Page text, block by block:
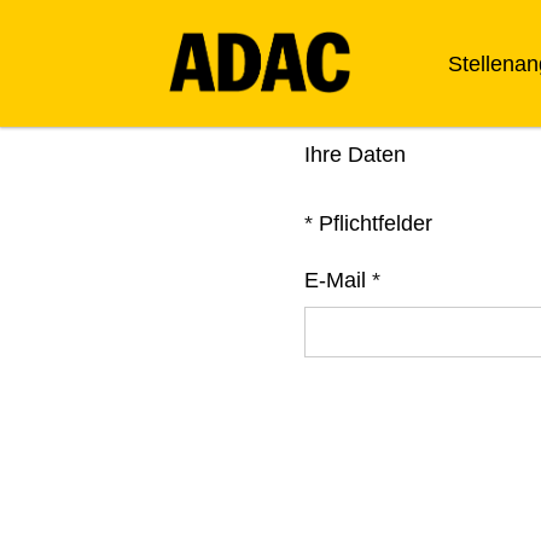
Ihre Daten
* Pflichtfelder
E-Mail *